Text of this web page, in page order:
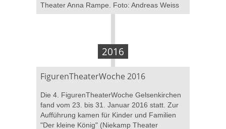
Theater Anna Rampe. Foto: Andreas Weiss
2016
FigurenTheaterWoche 2016
Die 4. FigurenTheaterWoche Gelsenkirchen
fand vom 23. bis 31. Januar 2016 statt. Zur
Aufführung kamen für Kinder und Familien
"Der kleine König" (Niekamp Theater